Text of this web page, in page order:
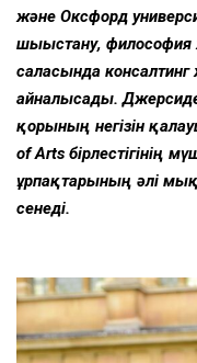
және Оксфорд
шығыстану, философия
саласында
айналысады.
қорының негізін
of Arts бірлестігінің
ұрпақтарының әлі
сенеді.